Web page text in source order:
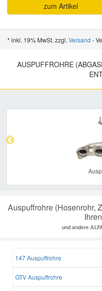
zum Artikel
* inkl. 19% MwSt. zzgl. Versand -
AUSPUFFROHRE
Auspuffrohre (Hosenrohr,
und andere
147 Auspuffrohre
GTV Auspuffrohre